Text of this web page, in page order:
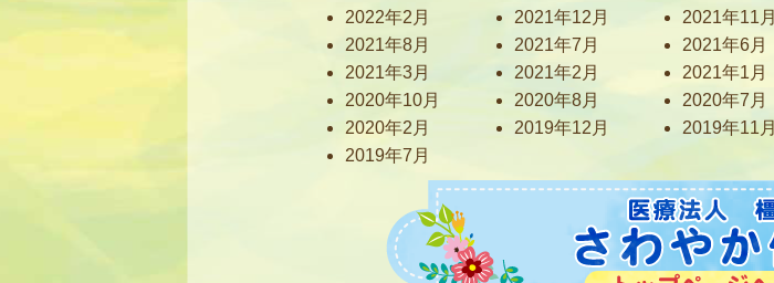
2022年2月
2021年12月 2021年11月
2021年8月
2021年7月 2021年6月
2021年3月
2021年2月 2021年1月
2020年10月
2020年8月 2020年7月
2020年2月
2019年12月 2019年11月
2019年7月